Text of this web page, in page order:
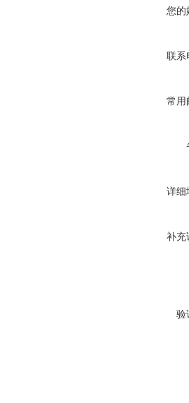
您的
联系
常用
详细
补充
验